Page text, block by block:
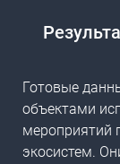
Готовые
объектами
мероприятий
экосистем.